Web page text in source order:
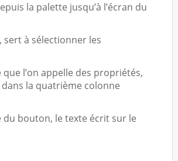
la palette jusqu’à l’écran du
à sélectionner les
l’on appelle des propriétés,
la quatrième colonne
bouton, le texte écrit sur le